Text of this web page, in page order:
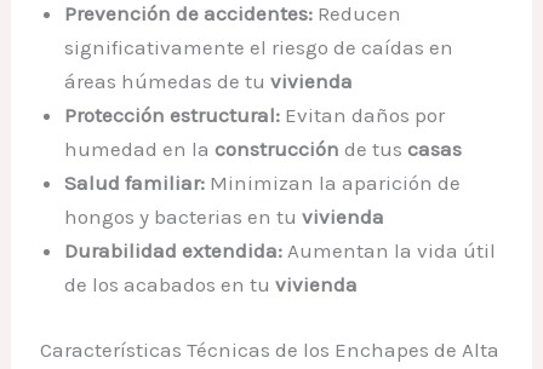
Prevención de accidentes: Reducen
significativamente el riesgo de caídas en
áreas húmedas de tuvivienda
Protección estructural: Evitan daños por
humedad en laconstrucción de tuscasas
Salud familiar: Minimizan la aparición de
hongos y bacterias en tuvivienda
Durabilidad extendida: Aumentan la vida útil
de los acabados en tuvivienda
Características Técnicas de los Enchapes de Alta